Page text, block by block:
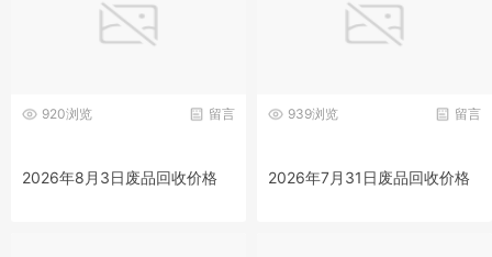
留言
920浏览
2026年8月3日废品回收价格
留言
939浏览
2026年7月31日废品回收价格